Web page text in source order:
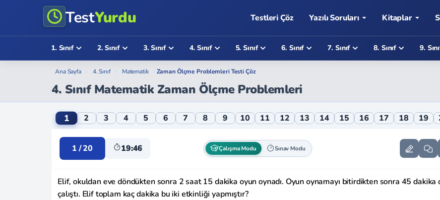
TestYurdu Testleri Çöz Yazılı Soruları Kitaplar
1. Sınıf 2. Sınıf 3. Sınıf 4. Sınıf 5. Sınıf 6. Sınıf 7. Sınıf 8. Sınıf 9.
Ana Sayfa › 4. Sınıf › Matematik › Zaman Ölçme Problemleri Testi Çöz
4. Sınıf Matematik Zaman Ölçme Problemleri
4. Sınıf Matematik Zaman Ölçme Problemleri Online Testi
1 2 3 4 5 6 7 8 9 10 11 12 13 14 15 16 17 18 19
1 / 20 19:46 Çalışma Modu Sınav Modu
Elif, okuldan eve döndükten sonra 2 saat 15 dakika oyun oynadı. Oyun oynamayı bitirdikten sonra 45 dakika
çalıştı. Elif toplam kaç dakika bu iki etkinliği yapmıştır?